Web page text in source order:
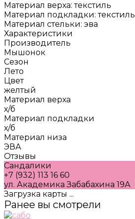
Материал верха: текстиль
Материал подкладки: текстиль
Материал стельки: эва
Характеристики
Производитель
Мышонок
Сезон
Лето
Цвет
желтый
Материал верха
х/б
Материал подкладки
х/б
Материал низа
ЭВА
Отзывы
Сандалики
+7 (932) 113 16 60
ул. Академика Забабахина 19А
Загрузка карты ...
Ранее вы смотрели